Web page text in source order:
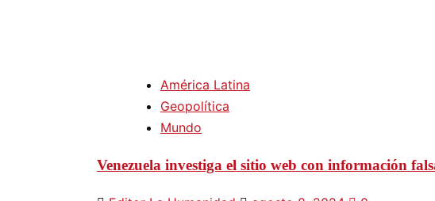
América Latina
Geopolítica
Mundo
Venezuela investiga el sitio web con información